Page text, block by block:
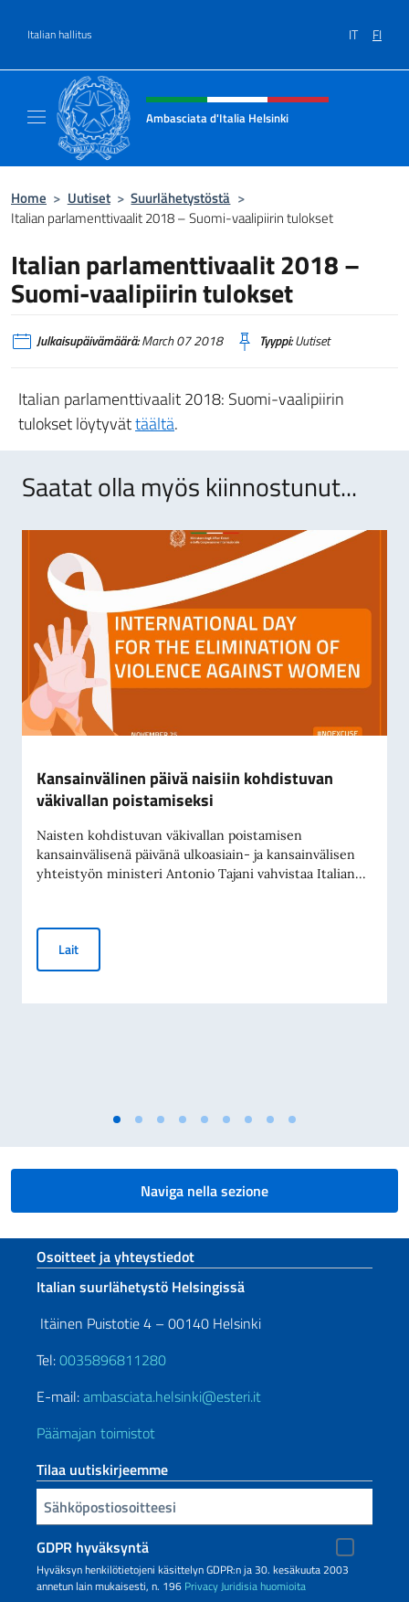
Italian hallitus IT FI
Header, social and menu of site
Ambasciata d'Italia Helsinki
Home > Uutiset > Suurlähetystöstä >
Italian parlamenttivaalit 2018 – Suomi-vaalipiirin tulokset
Italian parlamenttivaalit 2018 –
Suomi-vaalipiirin tulokset
Julkaisupäivämäärä:March 07 2018 Tyyppi:Uutiset
Italian parlamenttivaalit 2018: Suomi-vaalipiirin
tulokset löytyvättäältä.
Saatat olla myös kiinnostunut...
Kansainvälinen päivä naisiin kohdistuvan
väkivallan poistamiseksi
Naisten kohdistuvan väkivallan poistamisen
kansainvälisenä päivänä ulkoasiain- ja kansainvälisen
yhteistyön ministeri Antonio Tajani vahvistaa Italian...
LaitKansainvälinen päivä naisiin kohdistuvan väkivallan
Naviga nella sezione
Footer section
Osoitteet ja yhteystiedot
Italian suurlähetystö Helsingissä
Itäinen Puistotie 4 – 00140 Helsinki
Tel:0035896811280
E-mail:ambasciata.helsinki@esteri.it
Päämajan toimistot
Tilaa uutiskirjeemme
Sähköpostiosoitteesi
GDPR hyväksyntä
Hyväksyn henkilötietojeni käsittelyn GDPR:n ja 30. kesäkuuta 2003
annetun lain mukaisesti, n. 196 PrivacyJuridisia huomioita